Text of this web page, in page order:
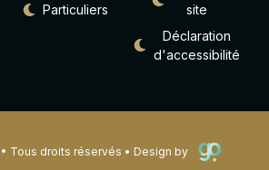
Particuliers
site
Déclaration
d'accessibilité
Tous droits réservés • Design by